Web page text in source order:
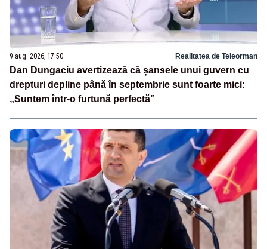
9 aug. 2026, 17:50 Realitatea de Teleorman
Dan Dungaciu avertizează că șansele unui guvern cu
drepturi depline până în septembrie sunt foarte mici:
„Suntem într-o furtună perfectă”